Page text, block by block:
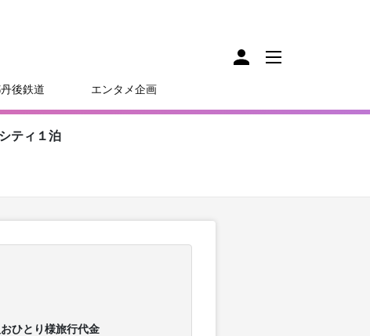
後鉄道 エンタメ企画
ティ１泊
ひとり様旅行代金